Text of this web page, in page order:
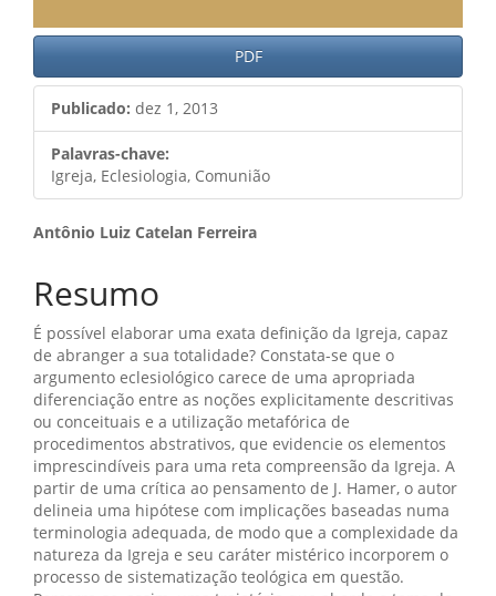
PDF
Publicado: dez 1, 2013
Palavras-chave:
Igreja, Eclesiologia, Comunião
Conteúdo
do
artigo
principal
Antônio Luiz Catelan Ferreira
Resumo
É possível elaborar uma exata definição da Igreja, capaz
de abranger a sua totalidade? Constata-se que o
argumento eclesiológico carece de uma apropriada
diferenciação entre as noções explicitamente descritivas
ou conceituais e a utilização metafórica de
procedimentos abstrativos, que evidencie os elementos
imprescindíveis para uma reta compreensão da Igreja. A
partir de uma crítica ao pensamento de J. Hamer, o autor
delineia uma hipótese com implicações baseadas numa
terminologia adequada, de modo que a complexidade da
natureza da Igreja e seu caráter mistérico incorporem o
processo de sistematização teológica em questão.